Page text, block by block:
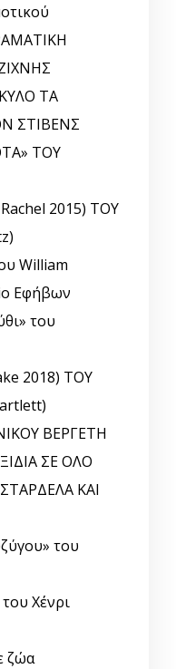
ΤΑ
ΣΤΙΒΕΝΣ
ΤΟΥ
2015) ΤΟΥ
William
Εφήβων
του
2018) ΤΟΥ
ΒΕΡΓΕΤΗ
ΣΕ ΟΛΟ
ΚΑΙ
του
Χένρι
ζώα